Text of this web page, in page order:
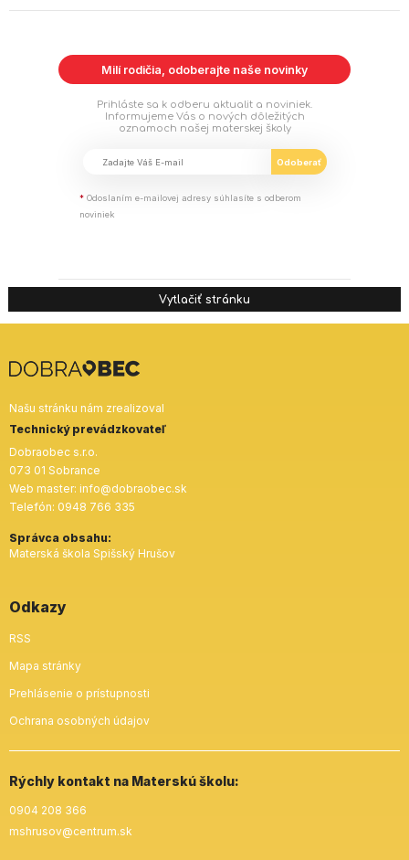
Milí rodičia, odoberajte naše novinky
Prihláste sa k odberu aktualit a noviniek.
Informujeme Vás o nových dôležitých
oznamoch našej materskej školy
* Odoslaním e-mailovej adresy súhlasíte s odberom
noviniek
Vytlačiť stránku
Našu stránku nám zrealizoval
Technický prevádzkovateľ
Dobraobec s.r.o.
073 01 Sobrance
Web master: info@dobraobec.sk
Telefón: 0948 766 335
Správca obsahu:
Materská škola Spišský Hrušov
Odkazy
RSS
Mapa stránky
Prehlásenie o prístupnosti
Ochrana osobných údajov
Rýchly kontakt na Materskú školu:
0904 208 366
mshrusov@centrum.sk